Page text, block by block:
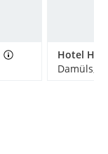
Hotel
Damüls,